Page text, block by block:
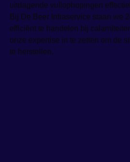
uitdagende vuilophopingen
Bij De Beer Infraservice staan we
efficiënt te handelen bij
onze expertise in te zetten om de
te herstellen.